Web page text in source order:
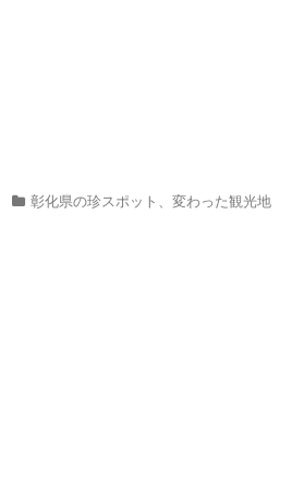
彰化県の珍スポット、変わった観光地